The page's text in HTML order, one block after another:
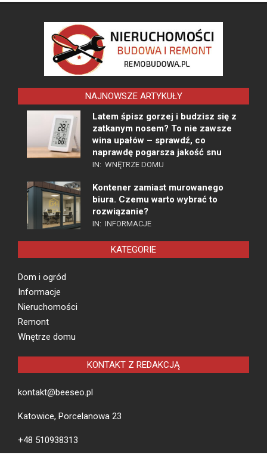
NAJNOWSZE ARTYKUŁY
Latem śpisz gorzej i budzisz się z
zatkanym nosem? To nie zawsze
wina upałów – sprawdź, co
naprawdę pogarsza jakość snu
IN: WNĘTRZE DOMU
Kontener zamiast murowanego
biura. Czemu warto wybrać to
rozwiązanie?
IN: INFORMACJE
KATEGORIE
Dom i ogród
Informacje
Nieruchomości
Remont
Wnętrze domu
KONTAKT Z REDAKCJĄ
kontakt@beeseo.pl
Katowice, Porcelanowa 23
+48 510938313